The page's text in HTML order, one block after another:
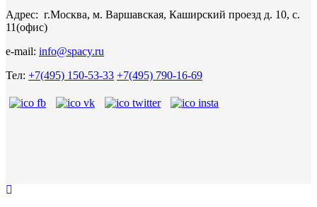
Адрес: г.Москва, м. Варшавская, Каширский проезд д. 10, с.
11(офис)
e-mail: info@spacy.ru
Тел: +7(495) 150-53-33 +7(495) 790-16-69